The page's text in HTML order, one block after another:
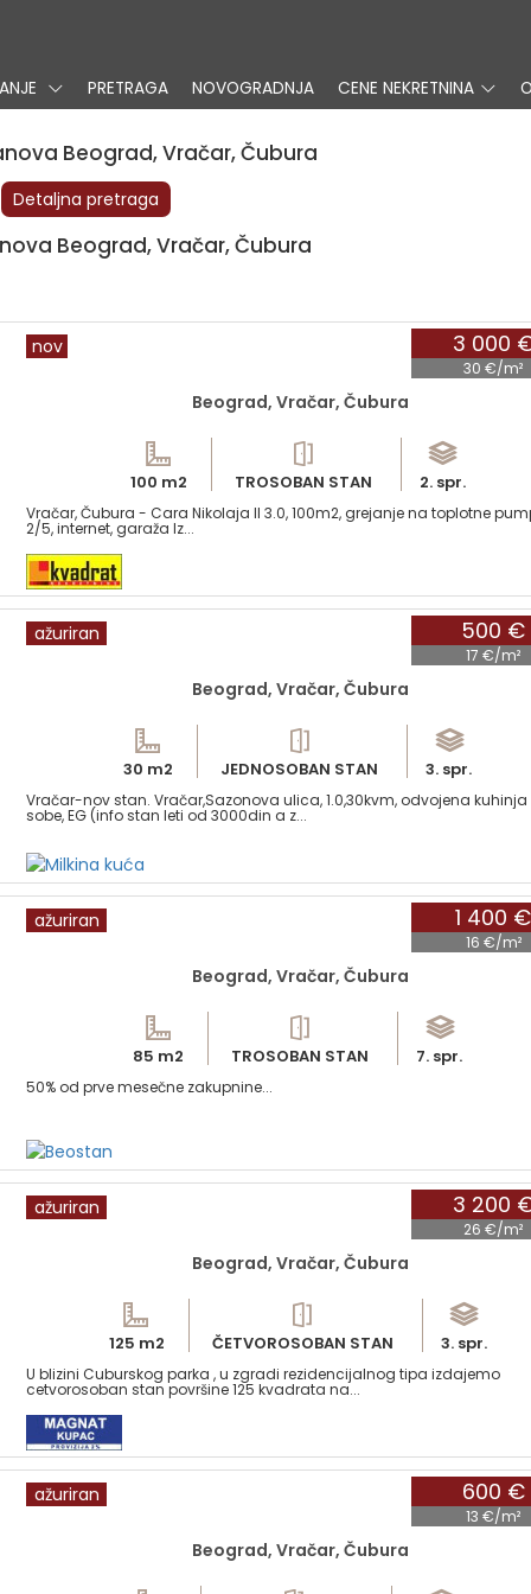
PRETRAGA NOVOGRADNJA CENE NEKRETNINA
Beograd, Vračar, Čubura
Detaljna pretraga
Beograd, Vračar, Čubura
3 000
30 €/m²
nov
Beograd, Vračar, Čubura
100 m2 TROSOBAN STAN 2. spr.
Vračar, Čubura - Cara Nikolaja II 3.0, 100m2, grejanje na toplotne
2/5, internet, garaža Iz...
500 €
17 €/m²
ažuriran
Beograd, Vračar, Čubura
30 m2 JEDNOSOBAN STAN 3. spr.
Vračar-nov stan. Vračar,Sazonova ulica, 1.0,30kvm, odvojena
sobe, EG (info stan leti od 3000din a z...
1 400 €
16 €/m²
ažuriran
Beograd, Vračar, Čubura
85 m2 TROSOBAN STAN 7. spr.
50% od prve mesečne zakupnine...
3 200
26 €/m²
ažuriran
Beograd, Vračar, Čubura
125 m2 ČETVOROSOBAN STAN 3. spr.
U blizini Cuburskog parka , u zgradi rezidencijalnog tipa izdajemo
cetvorosoban stan površine 125 kvadrata na...
600 €
13 €/m²
ažuriran
Beograd, Vračar, Čubura